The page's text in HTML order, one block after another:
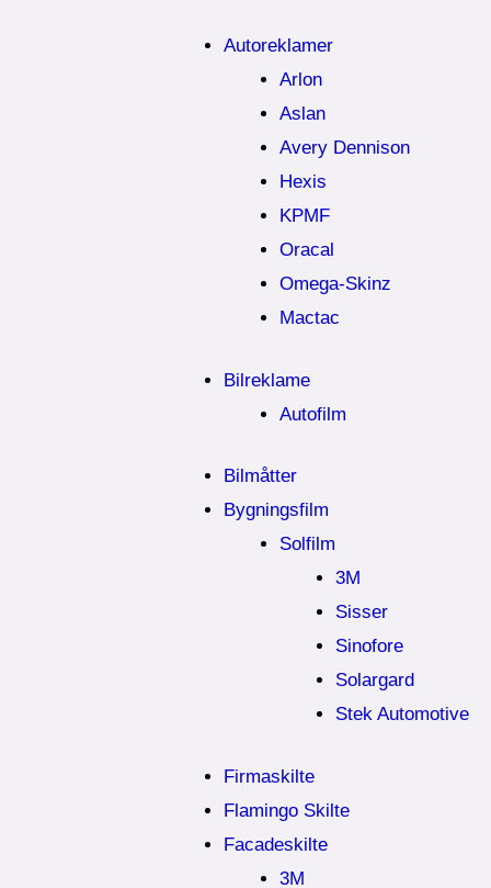
Autoreklamer
Arlon
Aslan
Avery Dennison
Hexis
KPMF
Oracal
Omega-Skinz
Mactac
Bilreklame
Autofilm
Bilmåtter
Bygningsfilm
Solfilm
3M
Sisser
Sinofore
Solargard
Stek Automotive
Firmaskilte
Flamingo Skilte
Facadeskilte
3M